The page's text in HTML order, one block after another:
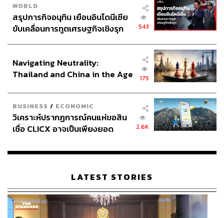
WORLD
สรุปภารกิจอนุทิน เยือนอินโดนีเซีย
ขับเคลื่อนการทูตเศรษฐกิจเชิงรุก
543
Navigating Neutrality:
Thailand and China in the Age
175
BUSINESS / ECONOMIC
วิเคราะห์ปรากฏการณ์คนแห่ขอสิน
เชื่อ CLICX อาจเป็นเพียงยอด
เรือนไทยที่ถูกซุกไว้
2.6K
LATEST STORIES